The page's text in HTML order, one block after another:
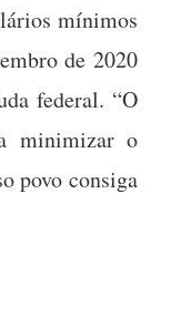
mínimos
de 2020
federal. “O
minimizar o
povo consiga